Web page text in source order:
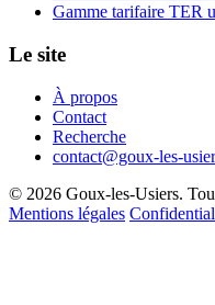
Gamme tarifaire TER
Le site
À propos
Contact
Recherche
contact@goux-les-
© 2026 Goux-les-Usiers.
Mentions légales